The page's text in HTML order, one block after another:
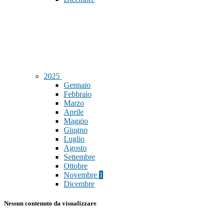
2025
Gennaio
Febbraio
Marzo
Aprile
Maggio
Giugno
Luglio
Agosto
Settembre
Ottobre
Novembre 1
Dicembre
Nessun contenuto da visualizzare